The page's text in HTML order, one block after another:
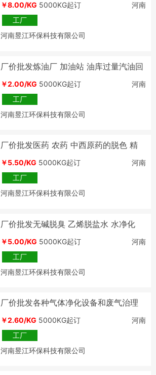
￥8.00/KG 5000KG起订
河南
工厂
河南昱江环保科技有限公司
厂价批发炼油厂 加油站 油库过量汽油回
￥2.00/KG 5000KG起订
河南
工厂
河南昱江环保科技有限公司
厂价批发医药 农药 中西原药的脱色 精
￥5.50/KG 5000KG起订
河南
工厂
河南昱江环保科技有限公司
厂价批发无碱脱臭 乙烯脱盐水 水净化
￥5.00/KG 5000KG起订
河南
工厂
河南昱江环保科技有限公司
厂价批发各种气体净化设备和废气治理
￥2.60/KG 5000KG起订
河南
工厂
河南昱江环保科技有限公司